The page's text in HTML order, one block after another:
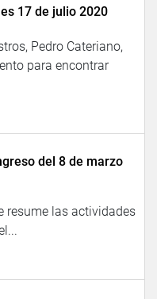
17 de julio 2020
Pedro Cateriano,
para encontrar
del 8 de marzo
resume las actividades